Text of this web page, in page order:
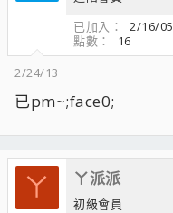
已加入
2/16/05
點數
16
2/24/13
已pm~;face0;
ㄚ ㄚ派派
初級會員